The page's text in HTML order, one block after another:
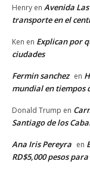
Henry en Avenida
transporte en el
Ken en Explican por
ciudades
Fermin sanchez en
mundial en tiempos
Donald Trump en
Santiago de los
Ana Iris Pereyra en
RD$5,000 pesos